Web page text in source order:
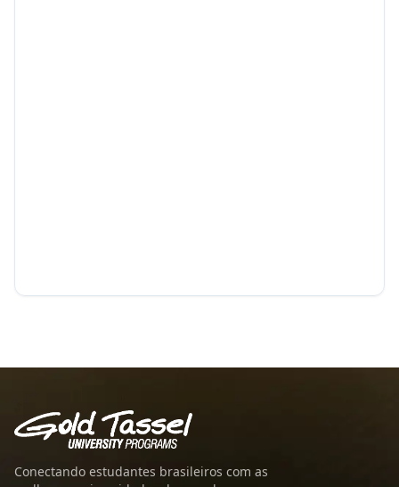
Conectando estudantes brasileiros com as